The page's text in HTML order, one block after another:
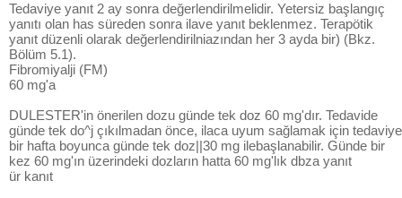
Tedaviye yanıt 2 ay sonra değerlendirilmelidir. Yetersiz başlangıç
yanıtı olan has süreden sonra ilave yanıt beklenmez. Terapötik
yanıt düzenli olarak değerlendirilniazından her 3 ayda bir) (Bkz.
Bölüm 5.1).
Fibromiyalji (FM)
60 mg'a
DULESTER'in önerilen dozu günde tek doz 60 mg'dır. Tedavide
günde tek do^j çıkılmadan önce, ilaca uyum sağlamak için tedaviye
bir hafta boyunca günde tek doz||30 mg ilebaşlanabilir. Günde bir
kez 60 mg'ın üzerindeki dozların hatta 60 mg'lık dbza yanıt
ür kanıt